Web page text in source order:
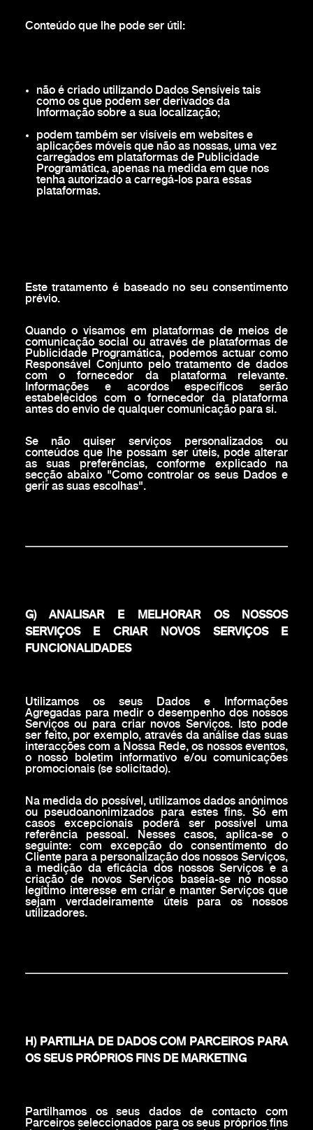
Conteúdo que lhe pode ser útil:
não é criado utilizando Dados Sensíveis tais
como os que podem ser derivados da
Informação sobre a sua localização;
podem também ser visíveis em websites e
aplicações móveis que não as nossas, uma vez
carregados em plataformas de Publicidade
Programática, apenas na medida em que nos
tenha autorizado a carregá-los para essas
plataformas.
Este tratamento é baseado no seu consentimento
prévio.
Quando o visamos em plataformas de meios de
comunicação social ou através de plataformas de
Publicidade Programática, podemos actuar como
Responsável Conjunto pelo tratamento de dados
com o fornecedor da plataforma relevante.
Informações e acordos específicos serão
estabelecidos com o fornecedor da plataforma
antes do envio de qualquer comunicação para si.
Se não quiser serviços personalizados ou
conteúdos que lhe possam ser úteis, pode alterar
as suas preferências, conforme explicado na
secção abaixo "Como controlar os seus Dados e
gerir as suas escolhas".
G) ANALISAR E MELHORAR OS NOSSOS
SERVIÇOS E CRIAR NOVOS SERVIÇOS E
FUNCIONALIDADES
Utilizamos os seus Dados e Informações
Agregadas para medir o desempenho dos nossos
Serviços ou para criar novos Serviços. Isto pode
ser feito, por exemplo, através da análise das suas
interacções com a Nossa Rede, os nossos eventos,
o nosso boletim informativo e/ou comunicações
promocionais (se solicitado).
Na medida do possível, utilizamos dados anónimos
ou pseudoanonimizados para estes fins. Só em
casos excepcionais poderá ser possível uma
referência pessoal. Nesses casos, aplica-se o
seguinte: com excepção do consentimento do
Cliente para a personalização dos nossos Serviços,
a medição da eficácia dos nossos Serviços e a
criação de novos Serviços baseia-se no nosso
legítimo interesse em criar e manter Serviços que
sejam verdadeiramente úteis para os nossos
utilizadores.
H) PARTILHA DE DADOS COM PARCEIROS PARA
OS SEUS PRÓPRIOS FINS DE MARKETING
Partilhamos os seus dados de contacto com
Parceiros seleccionados para os seus próprios fins